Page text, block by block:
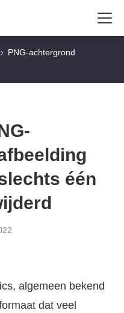
PNG-achtergrond
één
algemeen bekend
dat veel